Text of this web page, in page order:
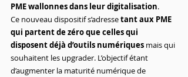
PME wallonnes dans leur digitalisation.
Ce nouveau dispositif s’adresse tant aux PME
qui partent de zéro que celles qui
disposent déjà d’outils numériques mais qui
souhaitent les upgrader. L’objectif étant
d’augmenter la maturité numérique de